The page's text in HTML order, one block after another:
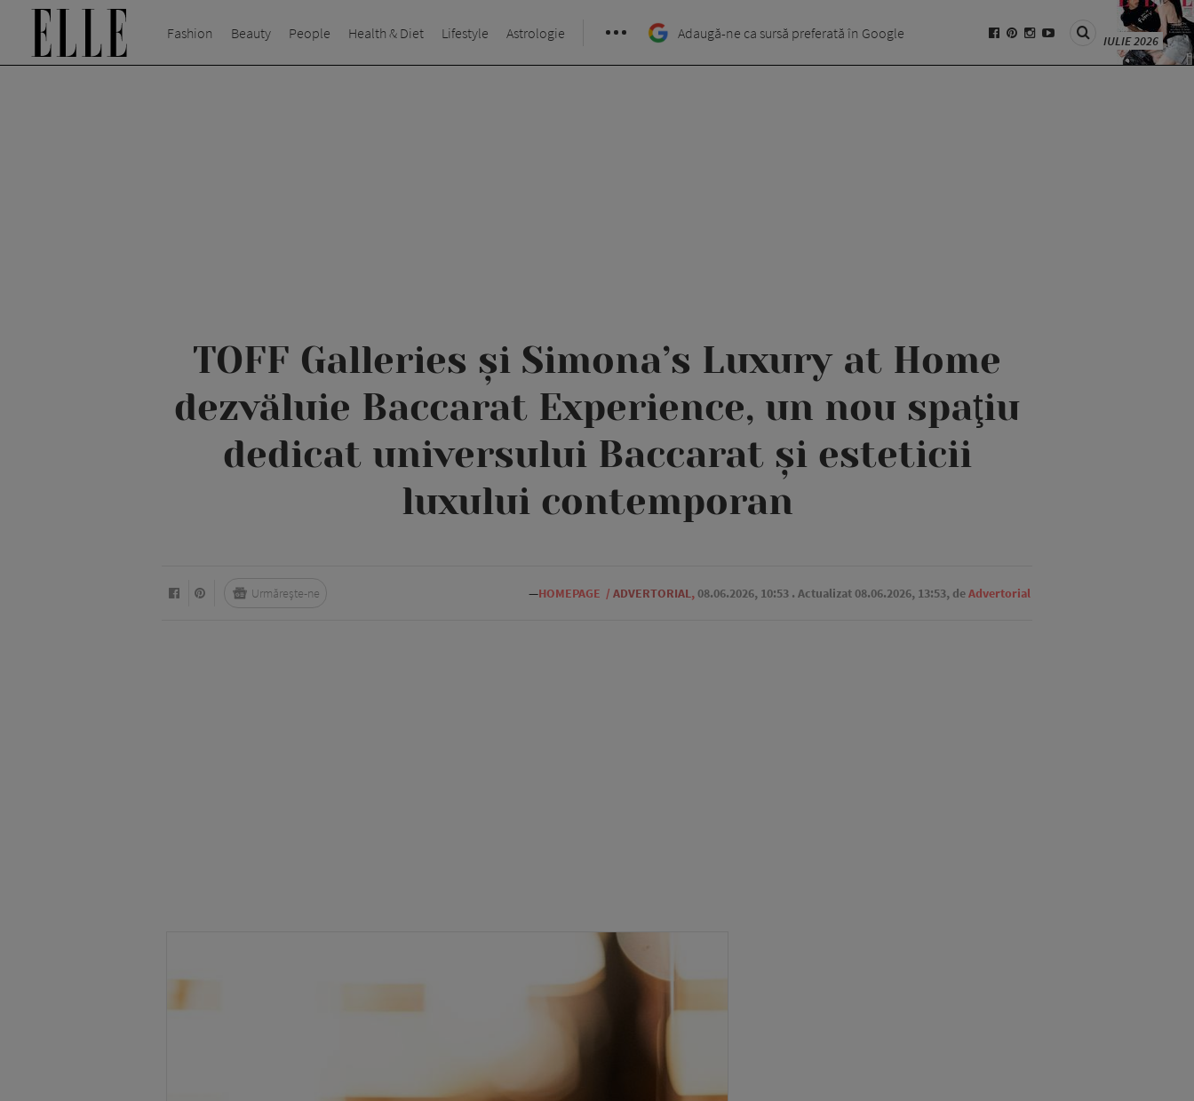
Fashion Beauty People Health & Diet Lifestyle Astrologie Adaugă-ne ca sursă preferată în Google IULIE 2026
TOFF Galleries şi Simona’s Luxury at Home
dezvăluie Baccarat Experience, un nou spaţiu
dedicat universului Baccarat şi esteticii
luxului contemporan
—HOMEPAGE / ADVERTORIAL,08.06.2026, 10:53 . Actualizat 08.06.2026, 13:53, deAdvertorial
Urmărește-ne